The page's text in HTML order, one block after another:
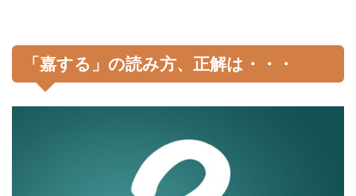
「嘉する」の読み方、正解は・・・